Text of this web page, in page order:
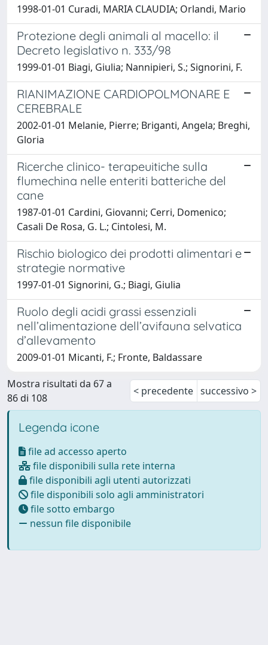
1998-01-01 Curadi, MARIA CLAUDIA; Orlandi, Mario
Protezione degli animali al macello: il
Decreto legislativo n. 333/98
1999-01-01 Biagi, Giulia; Nannipieri, S.; Signorini, F.
RIANIMAZIONE CARDIOPOLMONARE E
CEREBRALE
2002-01-01 Melanie, Pierre; Briganti, Angela; Breghi,
Gloria
Ricerche clinico- terapeuitiche sulla
flumechina nelle enteriti batteriche del
cane
1987-01-01 Cardini, Giovanni; Cerri, Domenico;
Casali De Rosa, G. L.; Cintolesi, M.
Rischio biologico dei prodotti alimentari e
strategie normative
1997-01-01 Signorini, G.; Biagi, Giulia
Ruolo degli acidi grassi essenziali
nell’alimentazione dell’avifauna selvatica
d’allevamento
2009-01-01 Micanti, F.; Fronte, Baldassare
Mostra risultati da 67 a
86 di 108
< precedente successivo >
Legenda icone
file ad accesso aperto
file disponibili sulla rete interna
file disponibili agli utenti autorizzati
file disponibili solo agli amministratori
file sotto embargo
nessun file disponibile